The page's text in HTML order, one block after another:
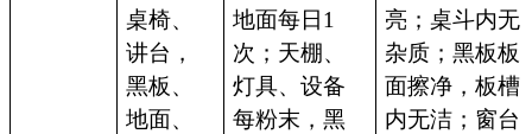
桌椅、
讲台，
黑板、
地面、
地面每日1
次；天棚、
灯具、设备
每粉末，黑
亮；桌斗内无
杂质；黑板板
面擦净，板槽
内无洁；窗台